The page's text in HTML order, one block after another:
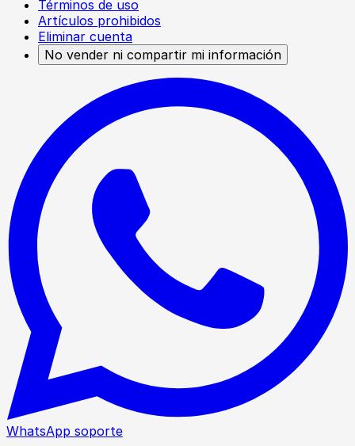
Términos de uso
Artículos prohibidos
Eliminar cuenta
No vender ni compartir mi información
WhatsApp soporte